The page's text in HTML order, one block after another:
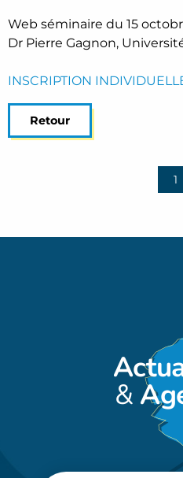
Web séminaire du 15
Dr Pierre Gagnon,
INSCRIPTION
Retour
1
&